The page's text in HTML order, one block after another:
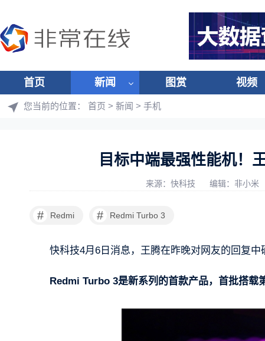
首页 新闻 图赏 视频
您当前的位置： 首页 > 新闻 > 手机
目标中端最强性能机！
来源：快科技 编辑：非小米
# Redmi # Redmi Turbo 3
快科技4月6日消息，王腾在昨晚对网友的回复中
Redmi Turbo 3是新系列的首款产品，首批搭载